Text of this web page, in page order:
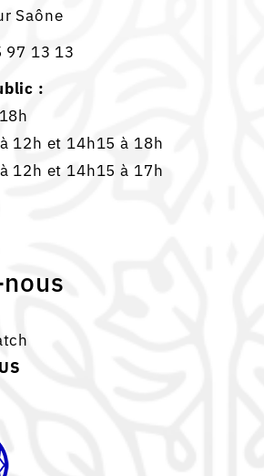
Saône
97 13 13
:
12h et 14h15 à 18h
12h et 14h15 à 17h